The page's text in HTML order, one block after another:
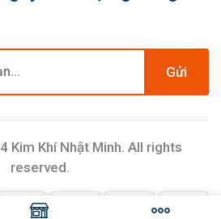
Gửi
Kim Khí Nhật Minh. All rights
reserved.